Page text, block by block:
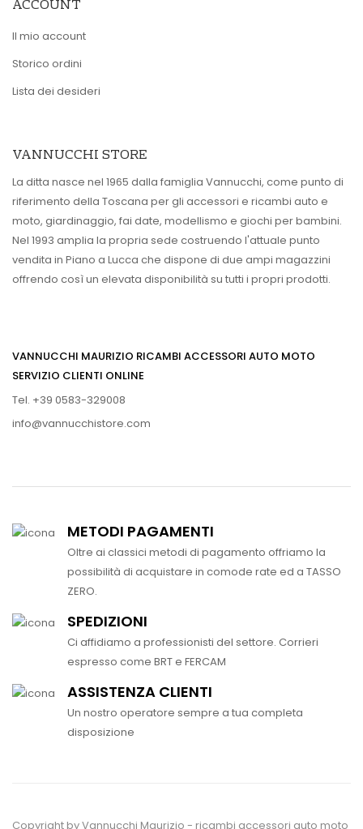
ACCOUNT
Il mio account
Storico ordini
Lista dei desideri
VANNUCCHI STORE
La ditta nasce nel 1965 dalla famiglia Vannucchi, come punto di
riferimento della Toscana per gli accessori e ricambi auto e
moto, giardinaggio, fai date, modellismo e giochi per bambini.
Nel 1993 amplia la propria sede costruendo l'attuale punto
vendita in Piano a Lucca che dispone di due ampi magazzini
offrendo così un elevata disponibilità su tutti i propri prodotti.
VANNUCCHI MAURIZIO RICAMBI ACCESSORI AUTO MOTO
SERVIZIO CLIENTI ONLINE
Tel. +39 0583-329008
info@vannucchistore.com
METODI PAGAMENTI
Oltre ai classici metodi di pagamento offriamo la
possibilità di acquistare in comode rate ed a TASSO
ZERO.
SPEDIZIONI
Ci affidiamo a professionisti del settore. Corrieri
espresso come BRT e FERCAM
ASSISTENZA CLIENTI
Un nostro operatore sempre a tua completa
disposizione
Copyright by Vannucchi Maurizio - ricambi accessori auto moto